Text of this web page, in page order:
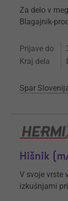
Za delo v
Blagajnik-
Prijave do
Kraj dela
Spar
Hišnik
V svoje vrste
izkušnjami